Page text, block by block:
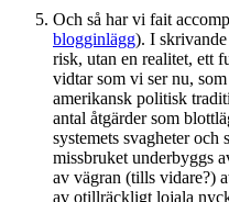
Och så har vi fait
blogginlägg). I
risk, utan en realitet, ett
vidtar som vi ser nu,
amerikansk politisk
antal åtgärder som
systemets svagheter och
missbruket underbyggs
av vägran (tills vidare?)
av otillräckligt lojala